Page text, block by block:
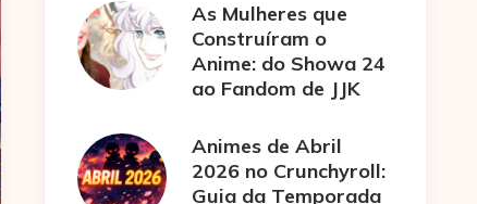
As Mulheres que
Construíram o
Anime: do Showa 24
ao Fandom de JJK
Animes de Abril
2026 no Crunchyroll:
Guia da Temporada